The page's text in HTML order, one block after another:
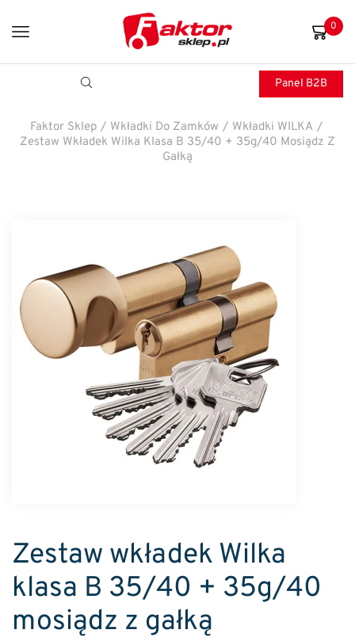
0
Panel B2B
Faktor Sklep / Wkładki Do Zamków / Wkładki WILKA /
Zestaw Wkładek Wilka Klasa B 35/40 + 35g/40 Mosiądz Z
Gałką
Zestaw wkładek Wilka
klasa B 35/40 + 35g/40
mosiądz z gałką